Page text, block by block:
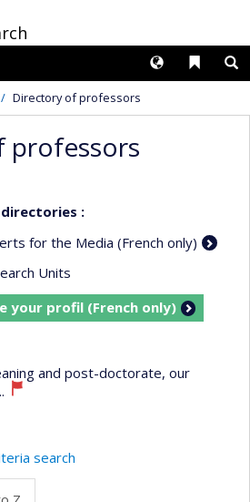
Liens
Langues
Directory of professors
professors
:
for the Media (French only)
Units
your profil (French only)
and post-doctorate, our
search